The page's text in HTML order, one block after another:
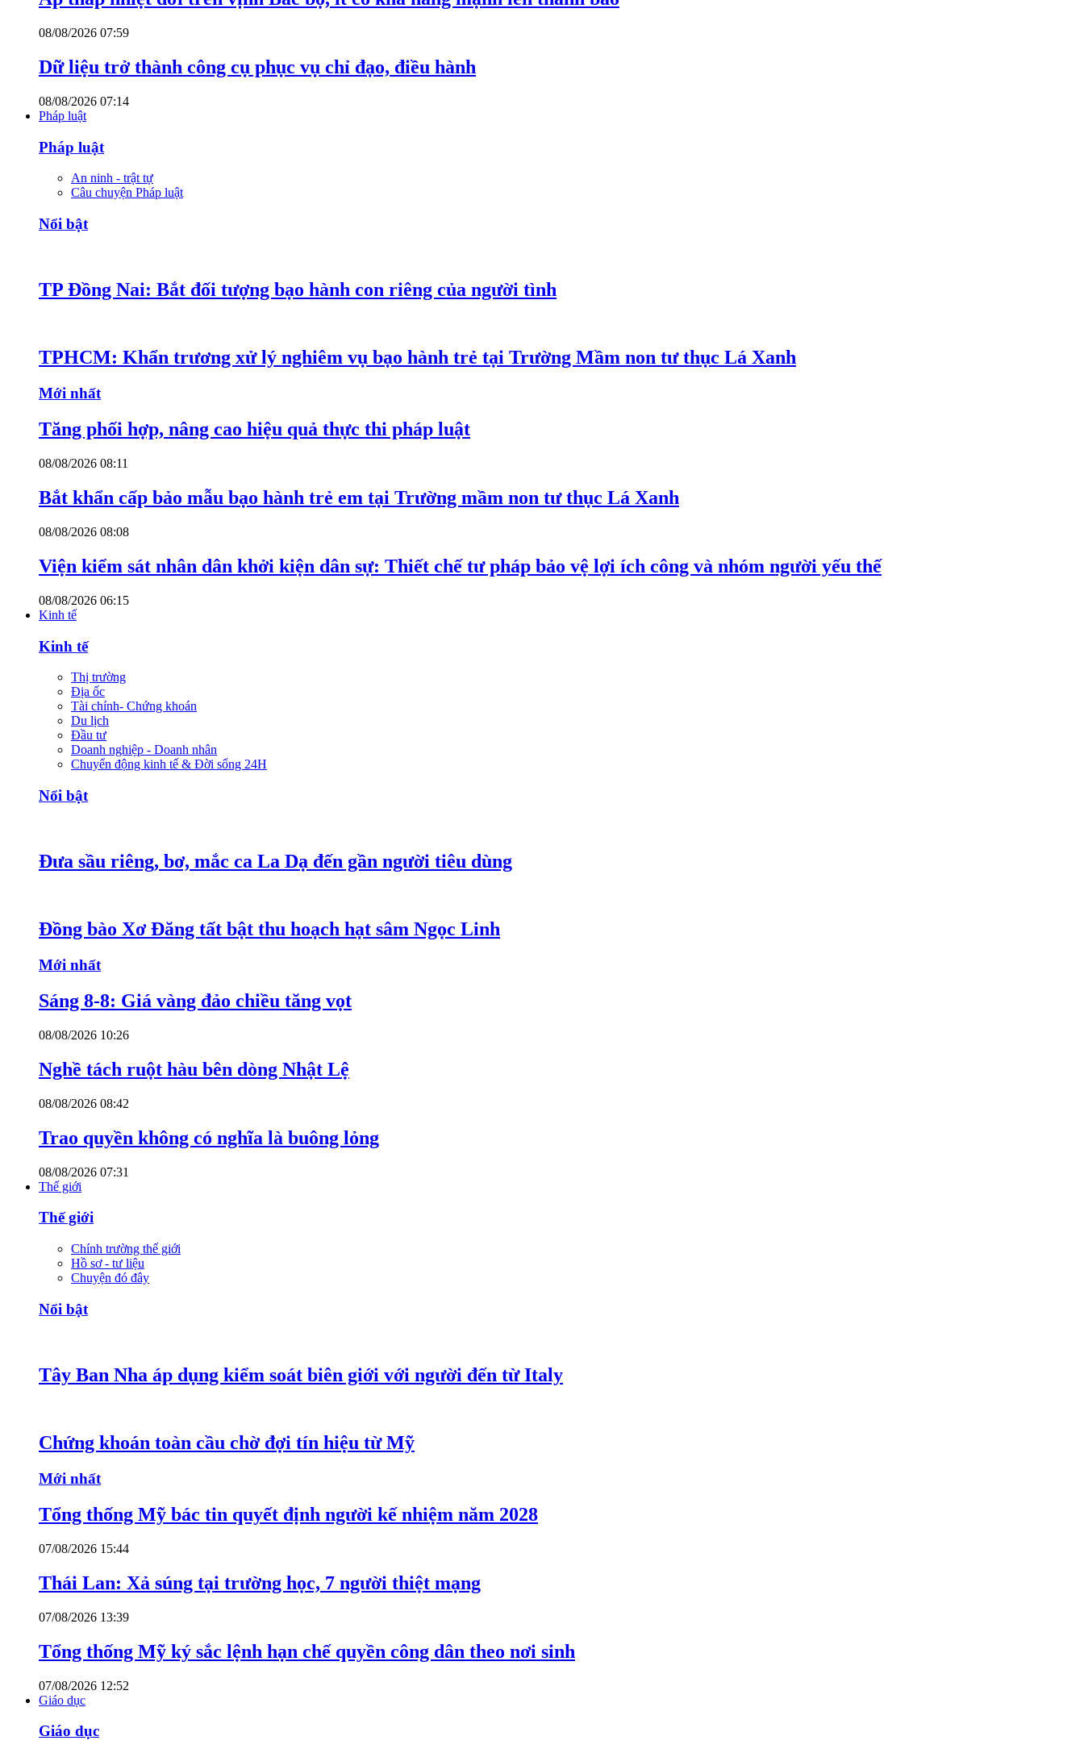
08/08/2026 07:59
Dữ liệu trở thành công cụ phục vụ chỉ đạo, điều hành
08/08/2026 07:14
Pháp luật
Pháp luật
An ninh - trật tự
Câu chuyện Pháp luật
Nổi bật
TP Đồng Nai: Bắt đối tượng bạo hành con riêng của người tình
TPHCM: Khẩn trương xử lý nghiêm vụ bạo hành trẻ tại Trường Mầm non tư thục Lá Xanh
Mới nhất
Tăng phối hợp, nâng cao hiệu quả thực thi pháp luật
08/08/2026 08:11
Bắt khẩn cấp bảo mẫu bạo hành trẻ em tại Trường mầm non tư thục Lá Xanh
08/08/2026 08:08
Viện kiểm sát nhân dân khởi kiện dân sự: Thiết chế tư pháp bảo vệ lợi ích công và nhóm người yếu thế
08/08/2026 06:15
Kinh tế
Kinh tế
Thị trường
Địa ốc
Tài chính- Chứng khoán
Du lịch
Đầu tư
Doanh nghiệp - Doanh nhân
Chuyển động kinh tế & Đời sống 24H
Nổi bật
Đưa sầu riêng, bơ, mắc ca La Dạ đến gần người tiêu dùng
Đồng bào Xơ Đăng tất bật thu hoạch hạt sâm Ngọc Linh
Mới nhất
Sáng 8-8: Giá vàng đảo chiều tăng vọt
08/08/2026 10:26
Nghề tách ruột hàu bên dòng Nhật Lệ
08/08/2026 08:42
Trao quyền không có nghĩa là buông lỏng
08/08/2026 07:31
Thế giới
Thế giới
Chính trường thế giới
Hồ sơ - tư liệu
Chuyện đó đây
Nổi bật
Tây Ban Nha áp dụng kiểm soát biên giới với người đến từ Italy
Chứng khoán toàn cầu chờ đợi tín hiệu từ Mỹ
Mới nhất
Tổng thống Mỹ bác tin quyết định người kế nhiệm năm 2028
07/08/2026 15:44
Thái Lan: Xả súng tại trường học, 7 người thiệt mạng
07/08/2026 13:39
Tổng thống Mỹ ký sắc lệnh hạn chế quyền công dân theo nơi sinh
07/08/2026 12:52
Giáo dục
Giáo dục